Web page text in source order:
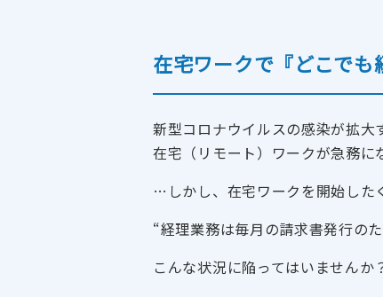
在宅ワークで『どこで
新型コロナウイルスの感染が拡大
在宅（リモート）ワークが急務に
…しかし、在宅ワークを開始した
“経理業務は毎月の請求書発行の
こんな状況に陥ってはいませんか